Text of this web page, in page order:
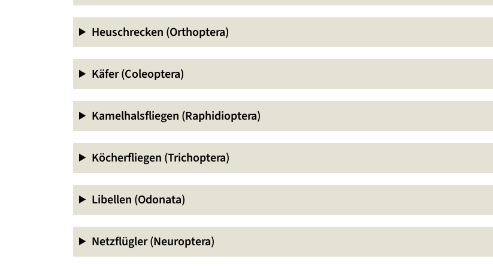
Heuschrecken (Orthoptera)
Käfer (Coleoptera)
Kamelhalsfliegen (Raphidioptera)
Köcherfliegen (Trichoptera)
Libellen (Odonata)
Netzflügler (Neuroptera)